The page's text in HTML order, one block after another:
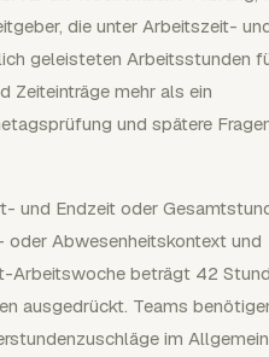
die unter Arbeitszeit-
geleisteten Arbeitsstunden
Zeiteinträge mehr als ein
und spätere
und Endzeit oder
oder Abwesenheitskontext und
Arbeitswoche beträgt 42
ausgedrückt. Teams
im